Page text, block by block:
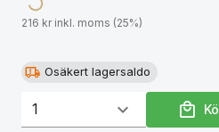
216 kr inkl. moms (25%)
Osäkert lagersaldo